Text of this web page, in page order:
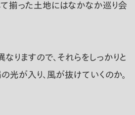
て揃った土地にはなかなか巡り会
ますので、それらをしっかりと
光が入り、風が抜けていくのか。